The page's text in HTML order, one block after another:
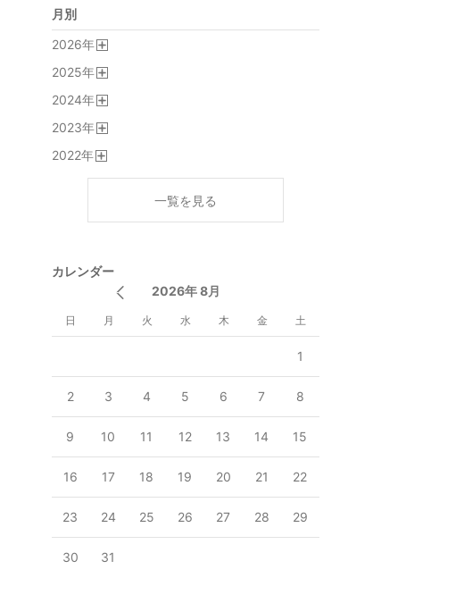
月別
2026年
2025年
2024年
2023年
2022年
一覧を見る
カレンダー
2026年 8月
日 月 火 水 木 金 土
1
2 3 4 5 6 7 8
9 10 11 12 13 14 15
16 17 18 19 20 21 22
23 24 25 26 27 28 29
30 31